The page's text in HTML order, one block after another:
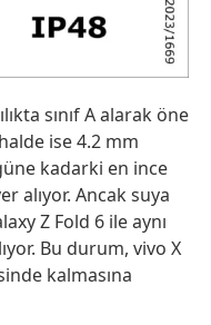
sınıf A alarak öne
ise 4.2 mm
kadarki en ince
alıyor. Ancak suya
Z Fold 6 ile aynı
Bu durum, vivo X
kalmasına